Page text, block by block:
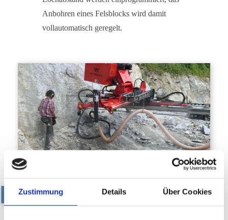
Zustimmung Details Über Cookies
Anbohren eines Felsblocks wird damit
vollautomatisch geregelt.
Luna